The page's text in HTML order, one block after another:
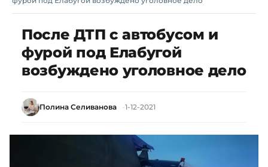
После ДТП с автобусом и
фурой под Елабугой
возбуждено уголовное дело
Полина Селиванова 1-12-2021